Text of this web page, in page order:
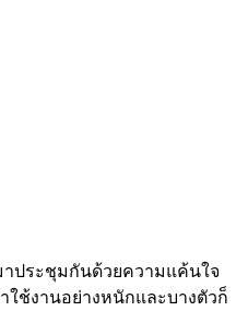
ประชุมกันด้วยความแค้นใจ
ช้งานอย่างหนักและบางตัวก็